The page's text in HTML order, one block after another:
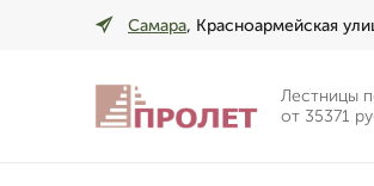
Самара, Красноармейская
Лестницы
от 35371